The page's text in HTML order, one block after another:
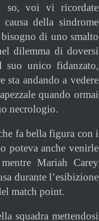
so, voi vi ricordate
della sindrome
bisogno di uno smalto
dilemma di doversi
unico fidanzato,
sta andando a vedere
quando ormai
necrologio.
fa bella figura con i
poteva anche venirle
Mariah Carey
durante l’esibizione
match point.
squadra mettendosi